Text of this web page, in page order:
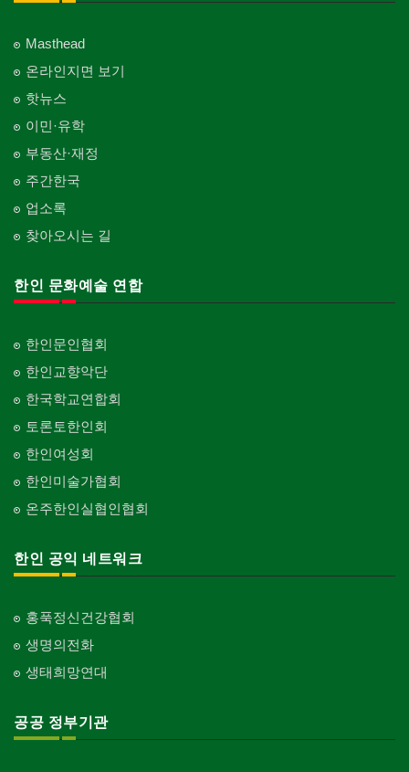
Masthead
온라인지면 보기
핫뉴스
이민·유학
부동산·재정
주간한국
업소록
찾아오시는 길
한인 문화예술 연합
한인문인협회
한인교향악단
한국학교연합회
토론토한인회
한인여성회
한인미술가협회
온주한인실협인협회
한인 공익 네트워크
홍푹정신건강협회
생명의전화
생태희망연대
공공 정부기관